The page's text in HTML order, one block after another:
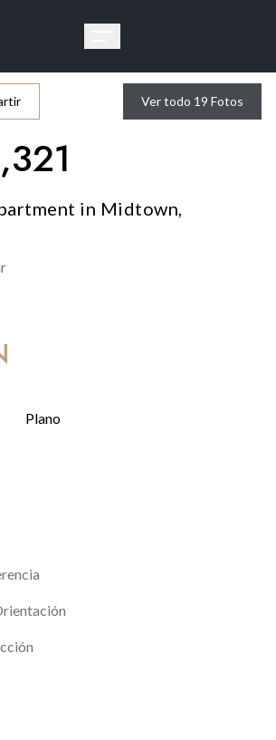
Ver todo 19 Fotos
in Midtown,
Plano